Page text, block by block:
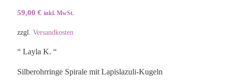
59,00 € inkl. MwSt.
zzgl. Versandkosten
“ Layla K. “
Silberohrringe Spirale mit Lapislazuli-Kugeln